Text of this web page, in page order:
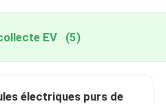
EV (5)
électriques purs de